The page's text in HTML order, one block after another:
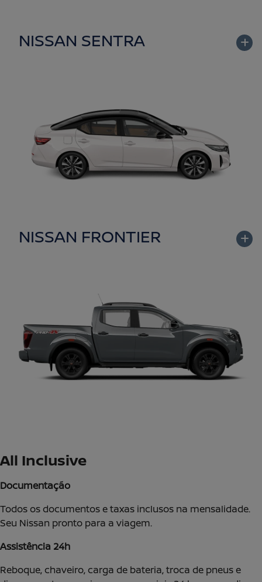
NISSAN SENTRA
NISSAN FRONTIER
All Inclusive
Documentação
Todos os documentos e taxas inclusos na mensalidade.
Seu Nissan pronto para a viagem.
Assistência 24h
Reboque, chaveiro, carga de bateria, troca de pneus e